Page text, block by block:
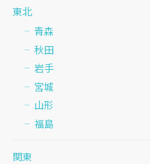
東北
青森
秋田
岩手
宮城
山形
福島
関東